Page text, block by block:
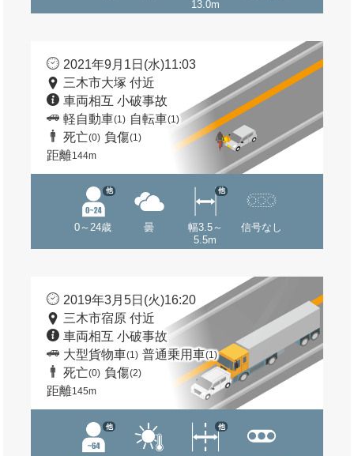
13.0m
2021年9月1日(水)11:03
三木市大塚 付近
車両相互 小破事故
軽自動車(1) 自転車(1)
死亡(0) 負傷(1)
距離144m
0～24歳
他
曇
幅3.5～
5.5m
他
信号なし
2019年3月5日(火)16:20
三木市宿原 付近
車両相互 小破事故
大型貨物車(1) 普通乗用車(1)
死亡(0) 負傷(2)
距離145m
他 他